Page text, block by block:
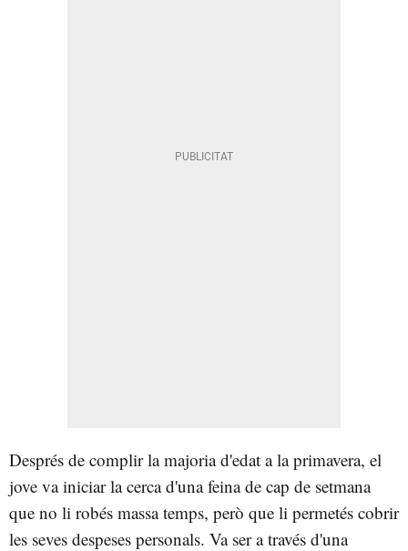
Després de complir la majoria d'edat a la primavera, el
jove va iniciar la cerca d'una feina de cap de setmana
que no li robés massa temps, però que li permetés cobrir
les seves despeses personals. Va ser a través d'una